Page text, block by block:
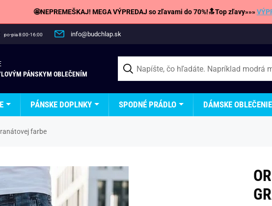
🤩NEPREMEŠKAJ! MEGA VÝPREDAJ so zľavami do 70%!🔝Top zľavy»»»
po-pia 8:00-16:00 info@budchlap.sk
PÁNSKYM OBLEČENÍM
PÁNSKE DOPLNKY SPODNÉ PRÁDLO DÁMSKE OBLEČENIE
farbe